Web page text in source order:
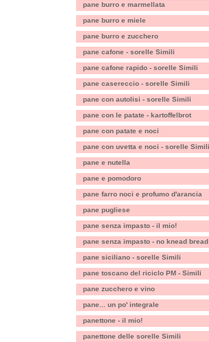
pane burro e marmellata
pane burro e miele
pane burro e zucchero
pane cafone - sorelle Simili
pane cafone rapido - sorelle Simili
pane casereccio - sorelle Simili
pane con autolisi - sorelle Simili
pane con le patate - kartoffelbrot
pane con patate e noci
pane con uvetta e noci - sorelle Simili
pane e nutella
pane e pomodoro
pane farro noci e profumo d'arancia
pane pugliese
pane senza impasto - il mio!
pane senza impasto - no knead bread
pane siciliano - sorelle Simili
pane toscano del riciclo PM - Simili
pane zucchero e vino
pane... un po' integrale
panettone - il mio!
panettone delle sorelle Simili